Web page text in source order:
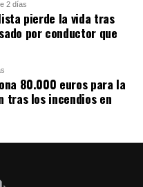
7xlTBAQ77c
Sin embargo,
2 días
pierde la vida tras
por conductor que
80.000 euros para la
tras los incendios en